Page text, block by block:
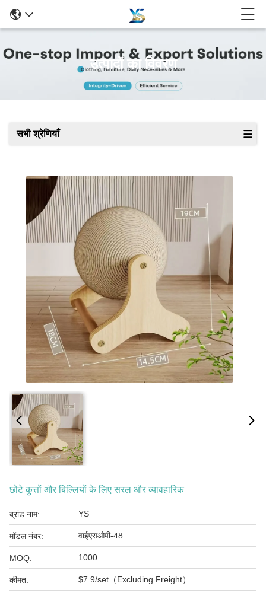
उत्पादों का विवरण
सभी श्रेणियाँ
छोटे कुत्तों और बिल्लियों के लिए सरल और व्यावहारिक
ब्रांड नाम: YS
मॉडल नंबर: वाईएसओपी-48
MOQ: 1000
कीमत: $7.9/set（Excluding Freight）